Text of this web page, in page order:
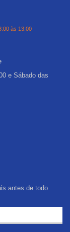
às 13:00
e Sábado das
antes de todo